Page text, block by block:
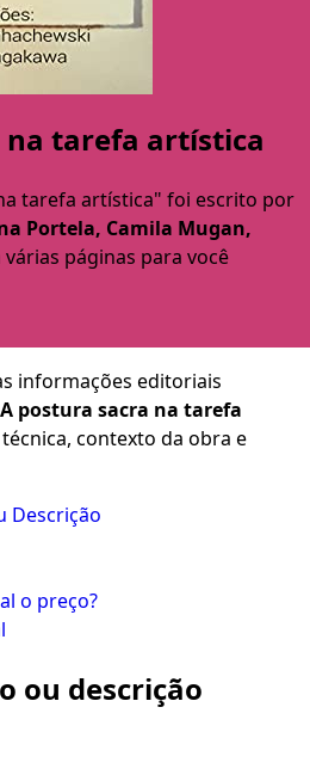
na tarefa artística
tarefa artística" foi escrito por
Portela, Camila Mugan,
várias páginas para você
informações editoriais
A postura sacra na tarefa
contexto da obra e
Descrição
o preço?
ou descrição